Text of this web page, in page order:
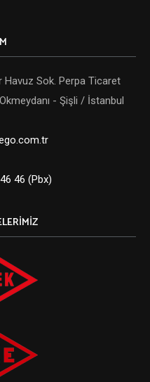
Havuz Sok. Perpa Ticaret
- Şişli / İstanbul
46 (Pbx)